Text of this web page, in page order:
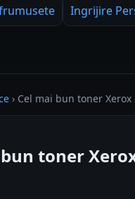
Ingrijire
› Cel mai bun toner Xerox
toner